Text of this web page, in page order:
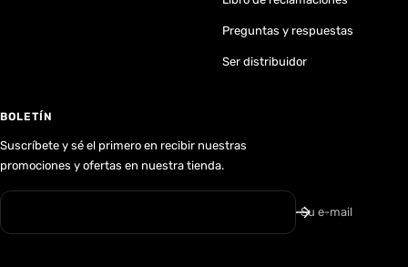
Preguntas y respuestas
Ser distribuidor
BOLETÍN
Suscríbete y sé el primero en recibir nuestras
promociones y ofertas en nuestra tienda.
Su e-mail